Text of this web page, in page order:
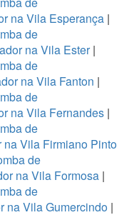
na Vila Esperança |
de
na Vila Ester|
de
na Vila Fanton |
de
na Vila Fernandes |
de
Vila Firmiano Pinto
de
na Vila Formosa |
de
na Vila Gumercindo |